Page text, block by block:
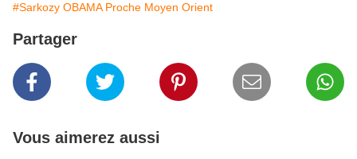
#Sarkozy OBAMA Proche Moyen Orient
Partager
Vous aimerez aussi